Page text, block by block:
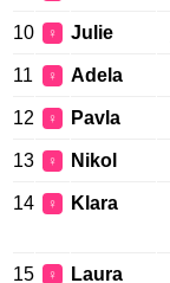
10 ♀ Julie
11 ♀ Adela
12 ♀ Pavla
13 ♀ Nikol
14 ♀ Klara
15 ♀ Laura